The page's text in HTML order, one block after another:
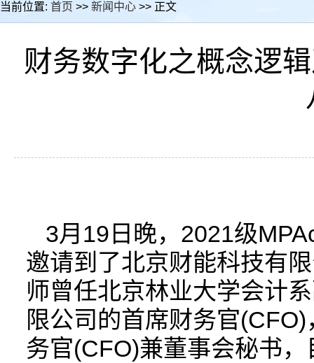
当前位置: 首页 >> 新闻中心 >> 正文
财务数字化之概念逻
3月19日晚，2021级
邀请到了北京财能科技有
师曾任北京林业大学会计
限公司的首席财务官
务官(CFO)兼董事会秘书